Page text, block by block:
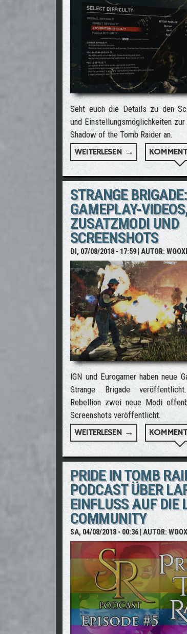
Seht euch die Details zu den
und Einstellungsmöglichkeiten
Shadow of the Tomb Raider an.
WEITERLESEN → ÜBER
STRANGE
GAMEPLAY-
ZUSATZMODI UND
SCREENSHOTS
DI, 07/08/2018 - 17:59| AUTOR:
IGN und Eurogamer haben neue
Strange Brigade
Rebellion zwei neue Modi
Screenshots veröffentlicht.
WEITERLESEN → ÜBER
PRIDE IN TOMB
PODCAST ÜBER
EINFLUSS AUF DIE
COMMUNITY
SA, 04/08/2018 - 00:36| AUTOR: